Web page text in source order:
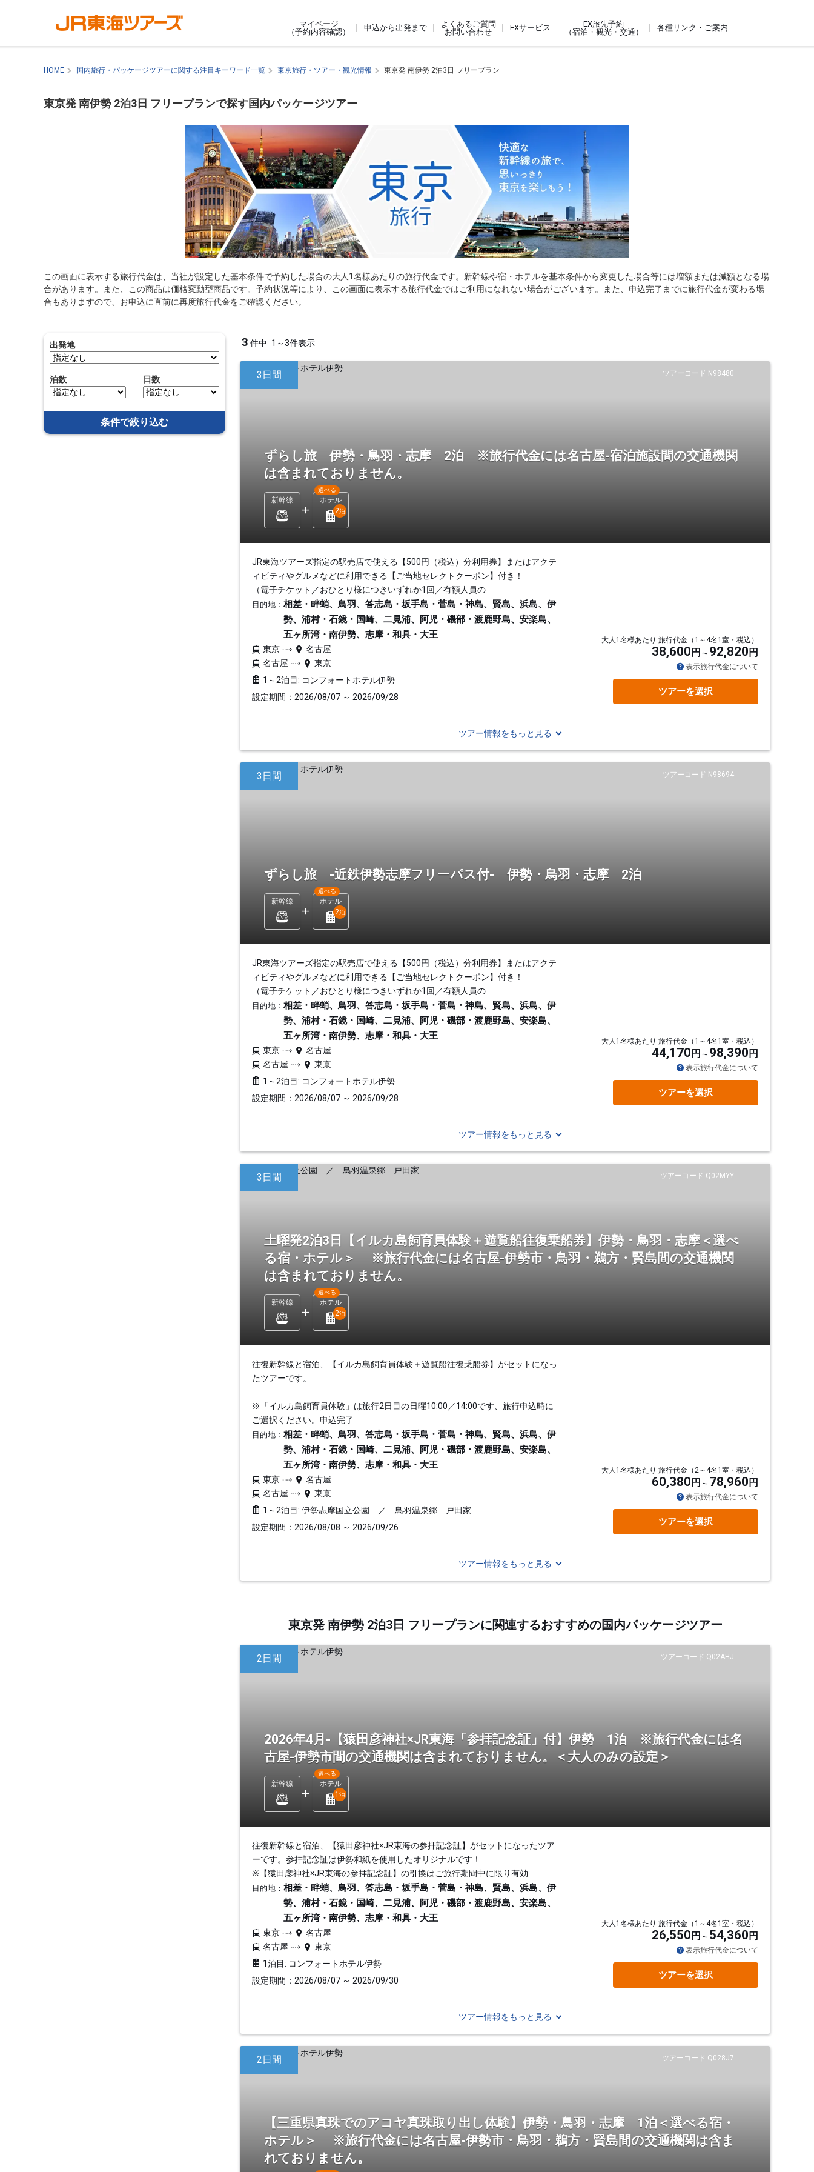
マイページ
（予約内容確認）
申込から出発まで
よくあるご質問
お問い合わせ
EXサービス
EX旅先予約
（宿泊・観光・交通）
各種リンク・ご案内
HOME 国内旅行・パッケージツアーに関する注目キーワード一覧 東京旅行・ツアー・観光情報 東京発 南伊勢 2泊3日 フリープラン
東京発 南伊勢 2泊3日 フリープランで探す国内パッケージツアー
この画面に表示する旅行代金は、当社が設定した基本条件で予約した場合の大人1名様あたりの旅行代金です。新幹線や宿・ホテルを基本条件から変更した場合等には増額または減額となる場
合があります。また、この商品は価格変動型商品です。予約状況等により、この画面に表示する旅行代金ではご利用になれない場合がございます。また、申込完了までに旅行代金が変わる場
合もありますので、お申込に直前に再度旅行代金をご確認ください。
出発地
泊数 日数
条件で絞り込む
3 件中 1～3件表示
ツアーコード N98480
3日間
ずらし旅 伊勢・鳥羽・志摩 2泊 ※旅行代金には名古屋-宿泊施設間の交通機関
は含まれておりません。
新幹線 ホテル
選べる
2泊
JR東海ツアーズ指定の駅売店で使える【500円（税込）分利用券】またはアクテ
ィビティやグルメなどに利用できる【ご当地セレクトクーポン】付き！
（電子チケット／おひとり様につきいずれか1回／有額人員の
目的地： 相差・畔蛸、鳥羽、答志島・坂手島・菅島・神島、賢島、浜島、伊
勢、浦村・石鏡・国崎、二見浦、阿児・磯部・渡鹿野島、安楽島、
五ヶ所湾・南伊勢、志摩・和具・大王
東京
名古屋
名古屋
東京
1～2泊目: コンフォートホテル伊勢
設定期間：2026/08/07 ～ 2026/09/28
大人1名様あたり 旅行代金（1～4名1室・税込）
38,600 円 92,820 円
表示旅行代金について
ツアーを選択
ツアー情報をもっと見る
ツアーコード N98694
3日間
ずらし旅 -近鉄伊勢志摩フリーパス付- 伊勢・鳥羽・志摩 2泊
新幹線 ホテル
選べる
2泊
JR東海ツアーズ指定の駅売店で使える【500円（税込）分利用券】またはアクテ
ィビティやグルメなどに利用できる【ご当地セレクトクーポン】付き！
（電子チケット／おひとり様につきいずれか1回／有額人員の
目的地： 相差・畔蛸、鳥羽、答志島・坂手島・菅島・神島、賢島、浜島、伊
勢、浦村・石鏡・国崎、二見浦、阿児・磯部・渡鹿野島、安楽島、
五ヶ所湾・南伊勢、志摩・和具・大王
東京
名古屋
名古屋
東京
1～2泊目: コンフォートホテル伊勢
設定期間：2026/08/07 ～ 2026/09/28
大人1名様あたり 旅行代金（1～4名1室・税込）
44,170 円 98,390 円
表示旅行代金について
ツアーを選択
ツアー情報をもっと見る
ツアーコード Q02MYY
3日間
土曜発2泊3日【イルカ島飼育員体験＋遊覧船往復乗船券】伊勢・鳥羽・志摩＜選べ
る宿・ホテル＞ ※旅行代金には名古屋-伊勢市・鳥羽・鵜方・賢島間の交通機関
は含まれておりません。
新幹線 ホテル
選べる
2泊
往復新幹線と宿泊、【イルカ島飼育員体験＋遊覧船往復乗船券】がセットになっ
たツアーです。
※「イルカ島飼育員体験」は旅行2日目の日曜10:00／14:00です、旅行申込時に
ご選択ください。申込完了
目的地： 相差・畔蛸、鳥羽、答志島・坂手島・菅島・神島、賢島、浜島、伊
勢、浦村・石鏡・国崎、二見浦、阿児・磯部・渡鹿野島、安楽島、
五ヶ所湾・南伊勢、志摩・和具・大王
東京
名古屋
名古屋
東京
1～2泊目: 伊勢志摩国立公園 ／ 鳥羽温泉郷 戸田家
設定期間：2026/08/08 ～ 2026/09/26
大人1名様あたり 旅行代金（2～4名1室・税込）
60,380 円 78,960 円
表示旅行代金について
ツアーを選択
ツアー情報をもっと見る
東京発 南伊勢 2泊3日 フリープランに関連するおすすめの国内パッケージツアー
ツアーコード Q02AHJ
2日間
2026年4月-【猿田彦神社×JR東海「参拝記念証」付】伊勢 1泊 ※旅行代金には名
古屋-伊勢市間の交通機関は含まれておりません。＜大人のみの設定＞
新幹線 ホテル
選べる
1 泊
往復新幹線と宿泊、【猿田彦神社×JR東海の参拝記念証】がセットになったツア
ーです。参拝記念証は伊勢和紙を使用したオリジナルです！
※【猿田彦神社×JR東海の参拝記念証】の引換はご旅行期間中に限り有効
目的地： 相差・畔蛸、鳥羽、答志島・坂手島・菅島・神島、賢島、浜島、伊
勢、浦村・石鏡・国崎、二見浦、阿児・磯部・渡鹿野島、安楽島、
五ヶ所湾・南伊勢、志摩・和具・大王
東京
名古屋
名古屋
東京
1泊目: コンフォートホテル伊勢
設定期間：2026/08/07 ～ 2026/09/30
大人1名様あたり 旅行代金（1～4名1室・税込）
26,550 円 54,360 円
表示旅行代金について
ツアーを選択
ツアー情報をもっと見る
ツアーコード Q028J7
2日間
【三重県真珠でのアコヤ真珠取り出し体験】伊勢・鳥羽・志摩 1泊＜選べる宿・
ホテル＞ ※旅行代金には名古屋-伊勢市・鳥羽・鵜方・賢島間の交通機関は含ま
れておりません。